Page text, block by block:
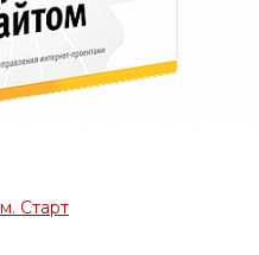
Старт